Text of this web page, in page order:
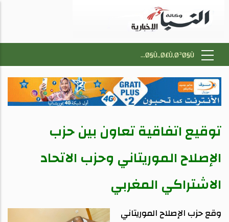
توقيع اتفاقية تعاون بين حزب
الإصلاح الموريتاني وحزب الاتحاد
الاشتراكي المغربي
وقع حزب الإصلاح الموريتاني